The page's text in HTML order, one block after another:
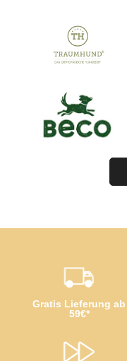
Gratis Lieferung ab
59€*